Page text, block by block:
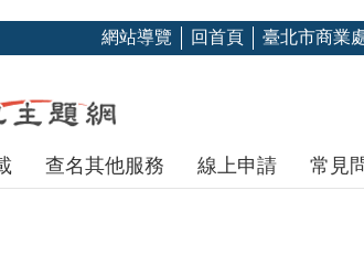
網站導覽 回首頁 臺北市商業
查名其他服務 線上申請 常見